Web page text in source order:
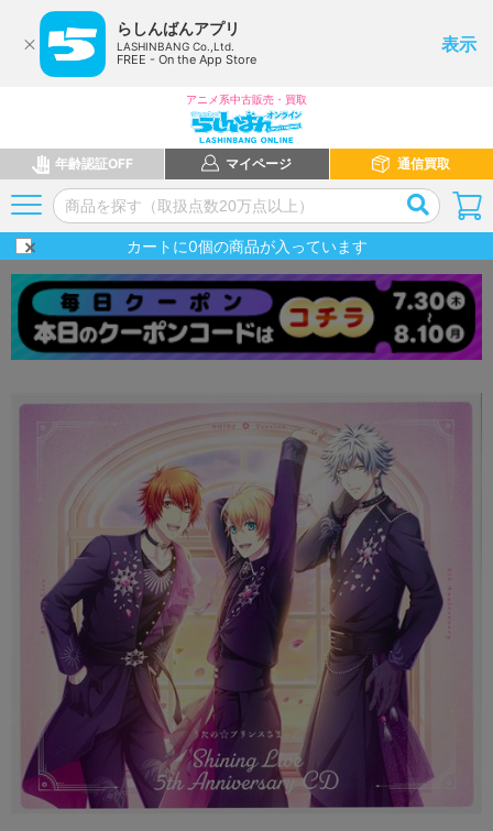
らしんばんアプリ
LASHINBANG Co.,Ltd.
FREE - On the App Store
表示
アニメ系中古販売・買取
年齢認証OFF マイページ 通信買取
カートに0個の商品が入っています